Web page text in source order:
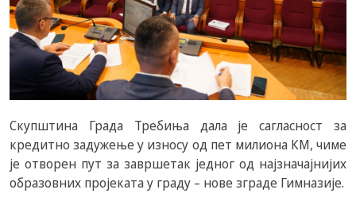
Скупштина Града Требиња дала је сагласност за
кредитно задужење у износу од пет милиона КМ, чиме
је отворен пут за завршетак једног од најзначајнијих
образовних пројеката у граду – нове зграде Гимназије.